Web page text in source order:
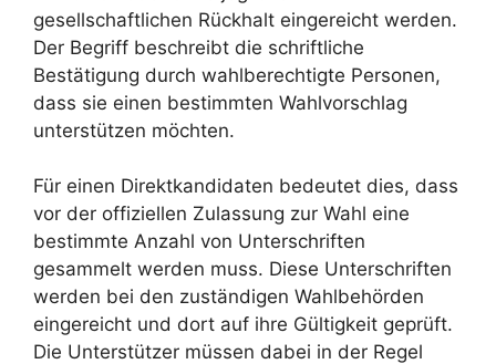
gesellschaftlichen Rückhalt eingereicht werden.
Der Begriff beschreibt die schriftliche
Bestätigung durch wahlberechtigte Personen,
dass sie einen bestimmten Wahlvorschlag
unterstützen möchten.
Für einen Direktkandidaten bedeutet dies, dass
vor der offiziellen Zulassung zur Wahl eine
bestimmte Anzahl von Unterschriften
gesammelt werden muss. Diese Unterschriften
werden bei den zuständigen Wahlbehörden
eingereicht und dort auf ihre Gültigkeit geprüft.
Die Unterstützer müssen dabei in der Regel